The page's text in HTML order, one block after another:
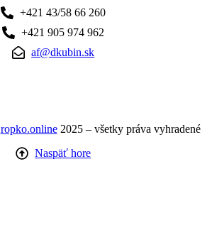
+421 43/58 66 260
+421 905 974 962
af@dkubin.sk
ropko.online2025 – všetky práva vyhradené
Naspäť hore